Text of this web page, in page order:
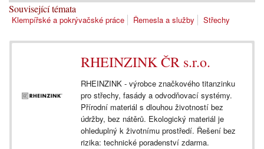
Související témata
Klempířské a pokrývačské práce Řemesla a služby Střechy
RHEINZINK ČR s.r.o.
RHEINZINK - výrobce značkového titanzinku
pro střechy, fasády a odvodňovací systémy.
Přírodní materiál s dlouhou životností bez
údržby, bez nátěrů. Ekologický materiál je
ohleduplný k životnímu prostředí. Řešení bez
rizika: technické poradenství zdarma.